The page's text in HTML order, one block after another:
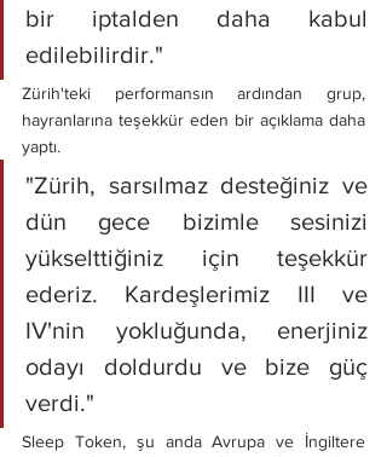
bir iptalden daha kabul
edilebilirdir."
Zürih'teki performansın ardından grup,
hayranlarına teşekkür eden bir açıklama daha
yaptı.
"Zürih, sarsılmaz desteğiniz ve
dün gece bizimle sesinizi
yükselttiğiniz için teşekkür
ederiz. Kardeşlerimiz III ve
IV'nin yokluğunda, enerjiniz
odayı doldurdu ve bize güç
verdi."
Sleep Token, şu anda Avrupa ve İngiltere